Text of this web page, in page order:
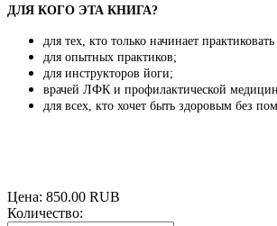
ДЛЯ КОГО ЭТА КНИГА?
для тех, кто только начинает
для опытных практиков;
для инструкторов йоги;
врачей ЛФК и профилактической
для всех, кто хочет быть здоровым без
Цена: 850.00 RUB
Количество: